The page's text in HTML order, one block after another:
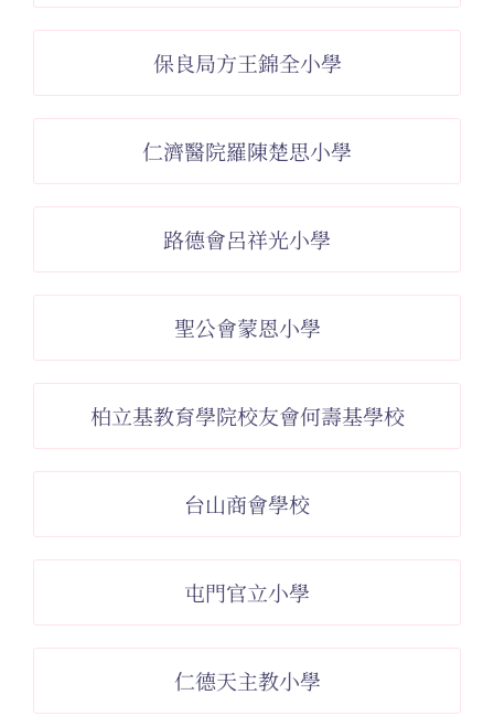
保良局方王錦全小學
仁濟醫院羅陳楚思小學
路德會呂祥光小學
聖公會蒙恩小學
柏立基教育學院校友會何壽基學校
台山商會學校
屯門官立小學
仁德天主教小學